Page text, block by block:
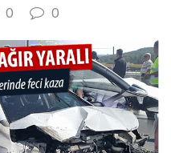
0 0